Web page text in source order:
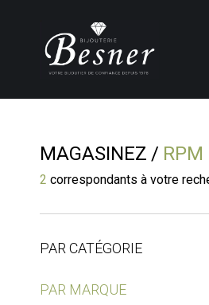
MAGASINEZ RPM
2 correspondants à votre
PAR CATÉGORIE
PAR MARQUE